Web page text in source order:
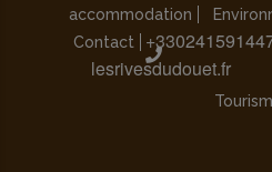
accommodation
Contact
lesrivesdudouet.fr